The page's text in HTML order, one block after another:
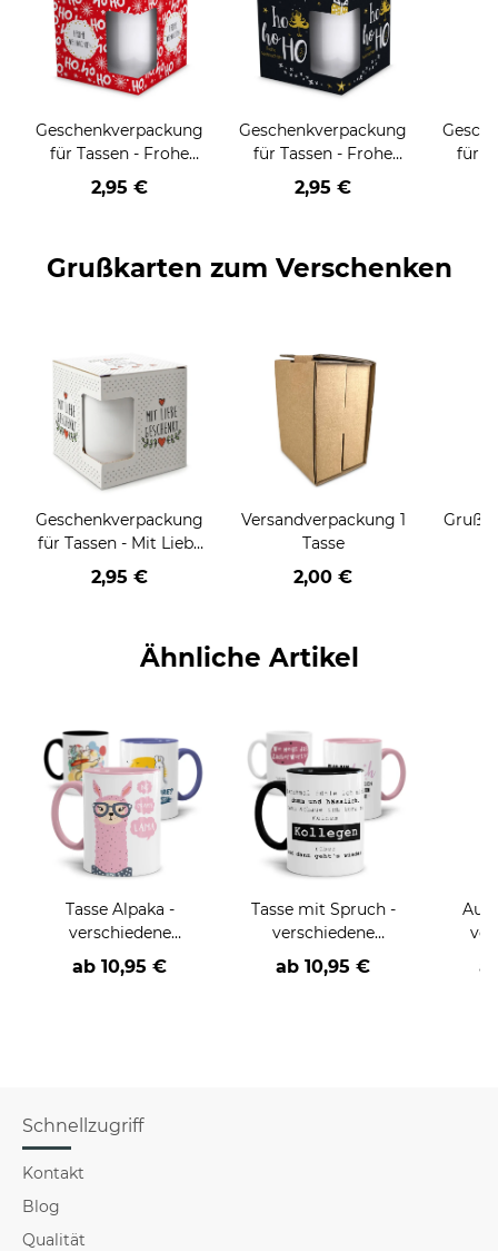
Geschenkverpackung
für Tassen - Frohe
Weihnachten - HO
HO HO - rot
2,95 €
Geschenkverpackung
für Tassen - Frohe
Weihnachten - HO
HO HO - schwarz
2,95 €
für
Grußkarten zum Verschenken
Geschenkverpackung
für Tassen - Mit Liebe
geschenkt
2,95 €
Versandverpackung 1
Tasse
2,00 €
Ähnliche Artikel
Tasse Alpaka -
verschiedene
Sprüche, Motive und
Farben-
ab 10,95 €
Tasse mit Spruch -
verschiedene
Sprüche und Motive-
ab 10,95 €
Schnellzugriff
Kontakt
Blog
Qualität